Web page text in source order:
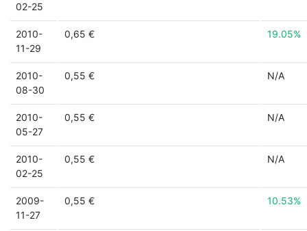
02-25
2010-
11-29
0,65 € 19.05%
2010-
08-30
0,55 € N/A
2010-
05-27
0,55 € N/A
2010-
02-25
0,55 € N/A
2009-
11-27
0,55 € 10.53%